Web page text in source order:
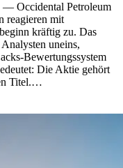
Occidental Petroleum
reagieren mit
kräftig zu. Das
uneins,
Bewertungssystem
Die Aktie gehört
Titel.…